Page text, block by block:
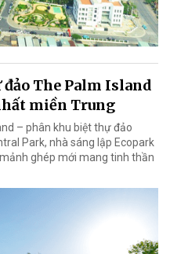
The Palm Island
miền Trung
– phân khu biệt thự đảo
Park, nhà sáng lập Ecopark
ghép mới mang tinh thần